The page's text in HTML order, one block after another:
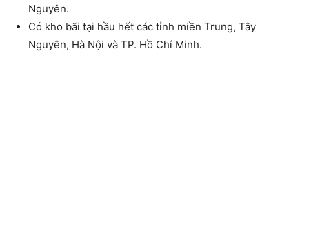
Nguyên.
Có kho bãi tại hầu hết các tỉnh miền Trung, Tây
Nguyên, Hà Nội và TP. Hồ Chí Minh.